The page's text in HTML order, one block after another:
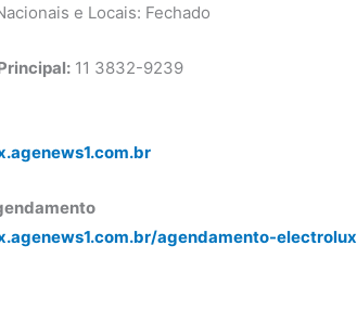
e Locais: Fechado
11 3832-9239
agendamento-electrolux